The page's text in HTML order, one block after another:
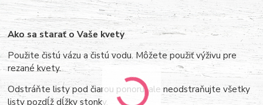
Ako sa starať o Vaše kvety
Použite čistú vázu a čistú vodu. Môžete použiť výživu pre
rezané kvety.
Odstráňte listy pod čiarou ponoru, ale neodstraňujte všetky
listy pozdĺž dĺžky stonky.